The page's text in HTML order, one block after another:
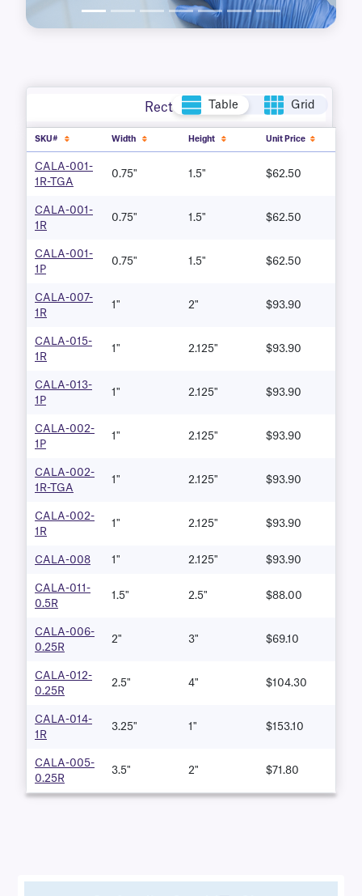
Rectangle Table Grid
SKU# Width Height Unit Price
CALA-001-
1R-TGA
0.75" 1.5" $62.50
CALA-001-
1R
0.75" 1.5" $62.50
CALA-001-
1P
0.75" 1.5" $62.50
CALA-007-
1R
1" 2" $93.90
CALA-015-
1R
1" 2.125" $93.90
CALA-013-
1P
1" 2.125" $93.90
CALA-002-
1P
1" 2.125" $93.90
CALA-002-
1R-TGA
1" 2.125" $93.90
CALA-002-
1R
1" 2.125" $93.90
CALA-008 1" 2.125" $93.90
CALA-011-
0.5R
1.5" 2.5" $88.00
CALA-006-
0.25R
2" 3" $69.10
CALA-012-
0.25R
2.5" 4" $104.30
CALA-014-
1R
3.25" 1" $153.10
CALA-005-
0.25R
3.5" 2" $71.80